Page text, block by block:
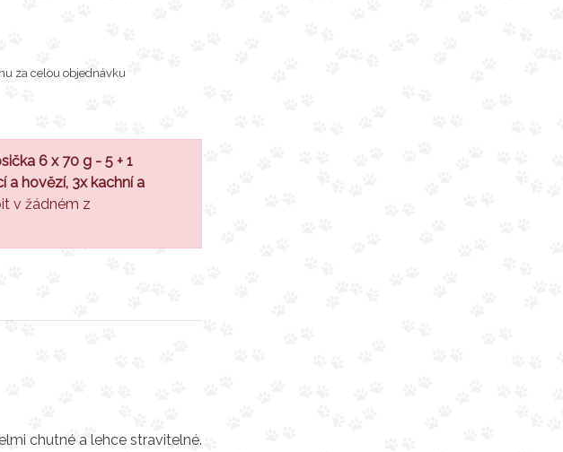
za celou objednávku
6 x 70 g - 5 + 1
a hovězí, 3x kachní a
v žádném z
chutné a lehce stravitelné.